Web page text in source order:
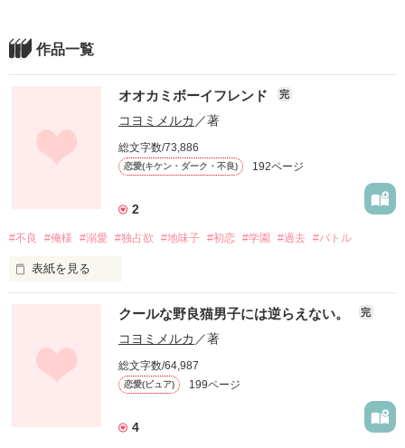
作品一覧
オオカミボーイフレンド 完
コヨミメルカ ／著
総文字数/73,886
恋愛(キケン・ダーク・不良) 192ページ
2
#不良 #俺様 #溺愛 #独占欲 #地味子 #初恋 #学園 #過去 #バトル
表紙を見る
好きにならない」
そう決めていたはずだった。
「今日からお前は俺の女になれ」
クールな野良猫男子には逆らえない。 完
コヨミメルカ ／著
総文字数/64,987
恋愛(ピュア) 199ページ
4